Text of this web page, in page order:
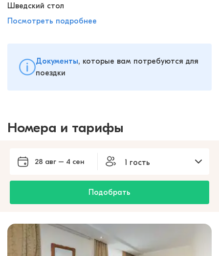
Шведский стол
Посмотреть подробнее
Документы, которые вам потребуются для
поездки
Номера и тарифы
28 авг – 4 сен 1 гость
Подобрать